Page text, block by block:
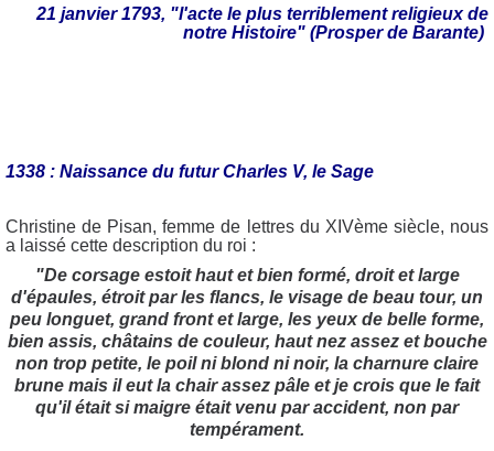
21 janvier 1793, "l'acte le plus terriblement religieux de
notre Histoire" (Prosper de Barante)
1338 : Naissance du futur Charles V, le Sage
Christine de Pisan, femme de lettres du XIVème siècle, nous
a laissé cette description du roi :
"De corsage estoit haut et bien formé, droit et large
d'épaules, étroit par les flancs, le visage de beau tour, un
peu longuet, grand front et large, les yeux de belle forme,
bien assis, châtains de couleur, haut nez assez et bouche
non trop petite, le poil ni blond ni noir, la charnure claire
brune mais il eut la chair assez pâle et je crois que le fait
qu'il était si maigre était venu par accident, non par
tempérament.